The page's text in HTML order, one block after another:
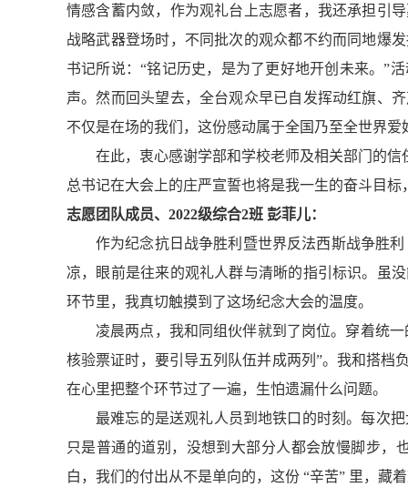
情感含蓄内敛，作为观礼台上志愿者，我还承担引
战略武器登场时，不同批次的观众都不约而同地爆
书记所说：“铭记历史，是为了更好地开创未来。”
声。然而回头望去，全台观众早已自发挥动红旗、
不仅是在场的我们，这份感动属于全国乃至全世界爱
在此，衷心感谢学部和学校老师及相关部门的
总书记在大会上的庄严宣誓也将是我一生的奋斗目
志愿团队成员、2022级综合2班 彭菲儿：
作为纪念抗日战争胜利暨世界反法西斯战争胜
凉，眼前是往来的观礼人群与清晰的指引标识。虽
环节里，我真切触摸到了这场纪念大会的温度。
凌晨两点，我和同组伙伴就到了岗位。穿着统
核验票证时，要引导五列队伍并成两列”。我和搭档
在心里把整个环节过了一遍，生怕遗漏什么问题。
最难忘的是送观礼人员到地铁口的时刻。每次
只是普通的道别，没想到大部分人都会放慢脚步，
白，我们的付出从不是单向的，这份 “辛苦” 里，藏